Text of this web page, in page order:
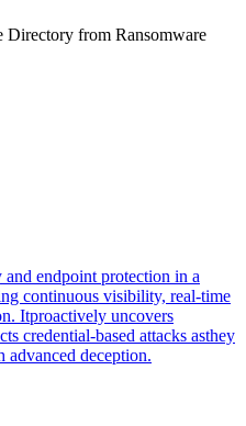
Directory from Ransomware
endpoint protection in a
continuous visibility, real-time
Itproactively uncovers
credential-based attacks asthey
advanced deception.